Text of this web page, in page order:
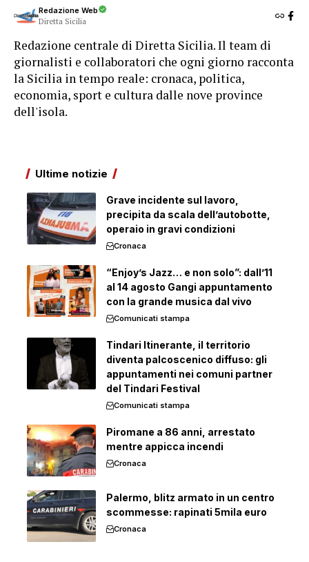
Redazione Web
Diretta Sicilia
Redazione centrale di Diretta Sicilia. Il team di
giornalisti e collaboratori che ogni giorno racconta
la Sicilia in tempo reale: cronaca, politica,
economia, sport e cultura dalle nove province
dell'isola.
Ultime notizie
Grave incidente sul lavoro,
precipita da scala dell’autobotte,
operaio in gravi condizioni
Cronaca
“Enjoy’s Jazz… e non solo”: dall’11
al 14 agosto Gangi appuntamento
con la grande musica dal vivo
Comunicati stampa
Tindari Itinerante, il territorio
diventa palcoscenico diffuso: gli
appuntamenti nei comuni partner
del Tindari Festival
Comunicati stampa
Piromane a 86 anni, arrestato
mentre appicca incendi
Cronaca
Palermo, blitz armato in un centro
scommesse: rapinati 5mila euro
Cronaca